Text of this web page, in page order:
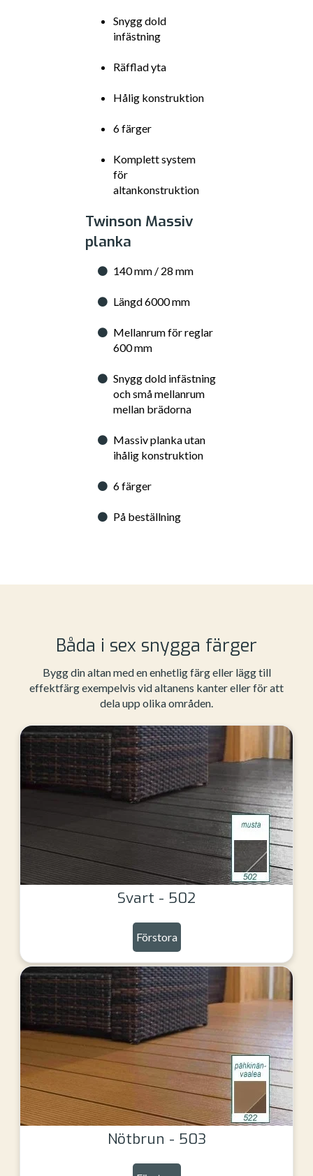
Snygg dold
infästning
Räfflad yta
Hålig konstruktion
6 färger
Komplett system
för
altankonstruktion
Twinson Massiv
planka
140 mm / 28 mm
Längd 6000 mm
Mellanrum för reglar
600 mm
Snygg dold infästning
och små mellanrum
mellan brädorna
Massiv planka utan
ihålig konstruktion
6 färger
På beställning
Båda i sex snygga färger
Bygg din altan med en enhetlig färg eller lägg till
effektfärg exempelvis vid altanens kanter eller för att
dela upp olika områden.
Svart - 502
Förstora
Nötbrun - 503